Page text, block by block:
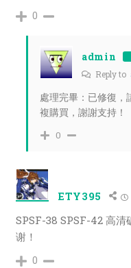
0
admin
Reply to
處理完畢：已修復，
複購買，謝謝支持！
0
ETY395
SPSF-38 SPSF-42 高清
谢！
0